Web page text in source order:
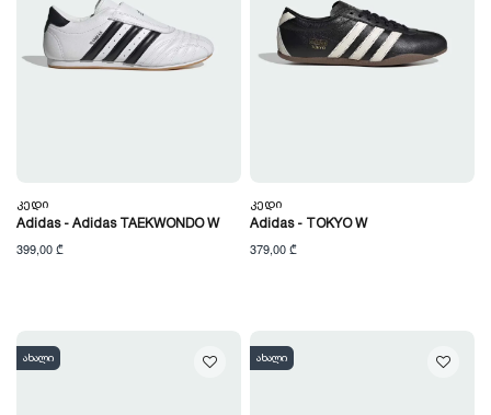
Კედი
Adidas - Adidas TAEKWONDO W
399,00 ₾
Კედი
Adidas - TOKYO W
379,00 ₾
ახალი ახალი